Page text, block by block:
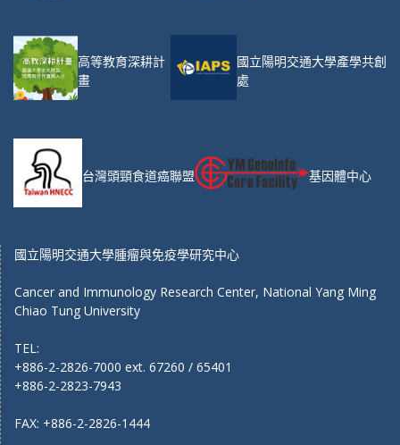
高等教育深耕計
畫
國立陽明交通大學產學共創
處
台灣頭頸食道癌聯盟 基因體中心
國立陽明交通大學腫瘤與免疫學研究中心
Cancer and Immunology Research Center, National Yang Ming
Chiao Tung University
TEL:
+886-2-2826-7000 ext. 67260 / 65401
+886-2-2823-7943
FAX: +886-2-2826-1444